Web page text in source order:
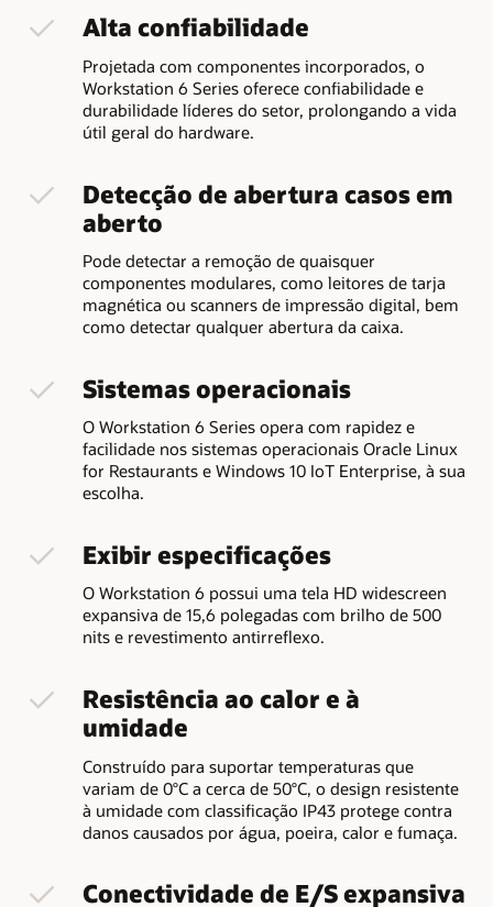
Alta confiabilidade
Projetada com componentes incorporados, o
Workstation 6 Series oferece confiabilidade e
durabilidade líderes do setor, prolongando a vida
útil geral do hardware.
Detecção de abertura casos em
aberto
Pode detectar a remoção de quaisquer
componentes modulares, como leitores de tarja
magnética ou scanners de impressão digital, bem
como detectar qualquer abertura da caixa.
Sistemas operacionais
O Workstation 6 Series opera com rapidez e
facilidade nos sistemas operacionais Oracle Linux
for Restaurants e Windows 10 IoT Enterprise, à sua
escolha.
Exibir especificações
O Workstation 6 possui uma tela HD widescreen
expansiva de 15,6 polegadas com brilho de 500
nits e revestimento antirreflexo.
Resistência ao calor e à
umidade
Construído para suportar temperaturas que
variam de 0°C a cerca de 50°C, o design resistente
à umidade com classificação IP43 protege contra
danos causados por água, poeira, calor e fumaça.
Conectividade de E/S expansiva